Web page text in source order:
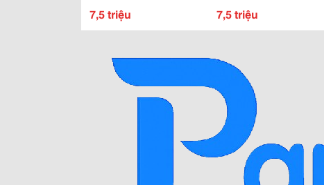
7,5 triệu 7,5 triệu